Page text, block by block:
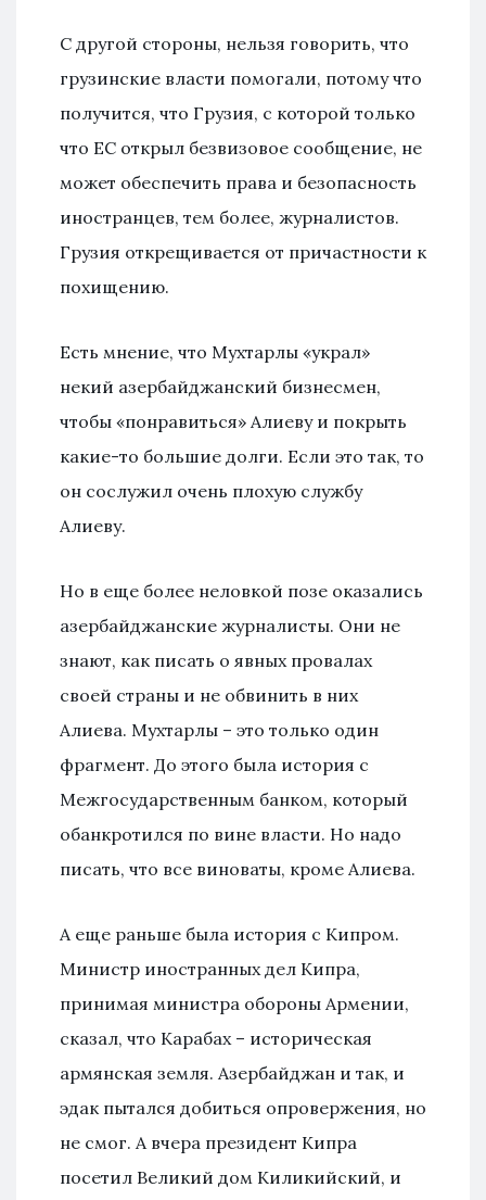
С другой стороны, нельзя говорить, что
грузинские власти помогали, потому что
получится, что Грузия, с которой только
что ЕС открыл безвизовое сообщение, не
может обеспечить права и безопасность
иностранцев, тем более, журналистов.
Грузия открещивается от причастности к
похищению.
Есть мнение, что Мухтарлы «украл»
некий азербайджанский бизнесмен,
чтобы «понравиться» Алиеву и покрыть
какие-то большие долги. Если это так, то
он сослужил очень плохую службу
Алиеву.
Но в еще более неловкой позе оказались
азербайджанские журналисты. Они не
знают, как писать о явных провалах
своей страны и не обвинить в них
Алиева. Мухтарлы – это только один
фрагмент. До этого была история с
Межгосударственным банком, который
обанкротился по вине власти. Но надо
писать, что все виноваты, кроме Алиева.
А еще раньше была история с Кипром.
Министр иностранных дел Кипра,
принимая министра обороны Армении,
сказал, что Карабах – историческая
армянская земля. Азербайджан и так, и
эдак пытался добиться опровержения, но
не смог. А вчера президент Кипра
посетил Великий дом Киликийский, и